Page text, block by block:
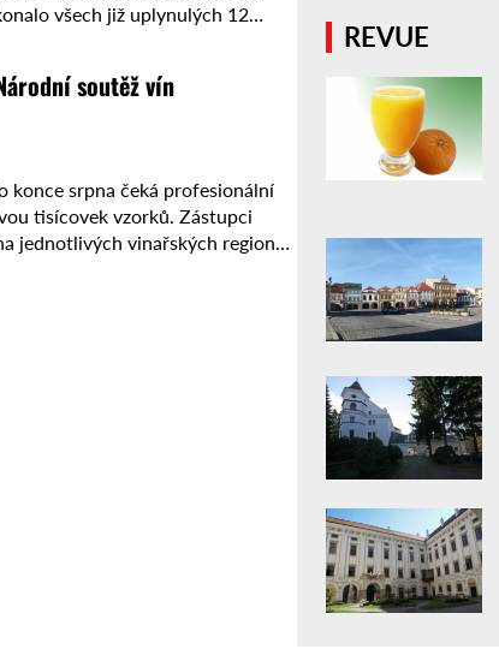
všech již uplynulých 12
soutěž vín
konce srpna čeká profesionální
tisícovek vzorků. Zástupci
jednotlivých vinařských regionů,
REVUE